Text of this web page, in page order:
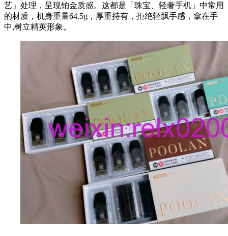
艺」处理，呈现铂金质感。这都是「珠宝、轻奢手机」中常用
的材质，机身重量64.5g，厚重持有，拒绝轻飘手感，拿在手
中,树立精英形象。